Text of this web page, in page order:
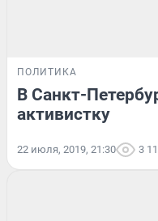
ПОЛИТИКА
В Санкт-
активистку
22 июля, 2019, 21:30 3